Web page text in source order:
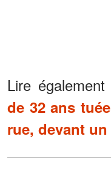
Lire également
de 32 ans
rue, devant